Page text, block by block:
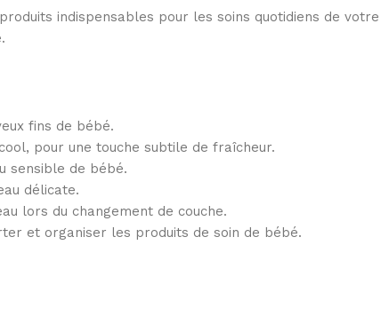
indispensables pour les soins quotidiens de
fins de bébé.
pour une touche subtile de fraîcheur.
sensible de bébé.
délicate.
lors du changement de couche.
et organiser les produits de soin de bébé.